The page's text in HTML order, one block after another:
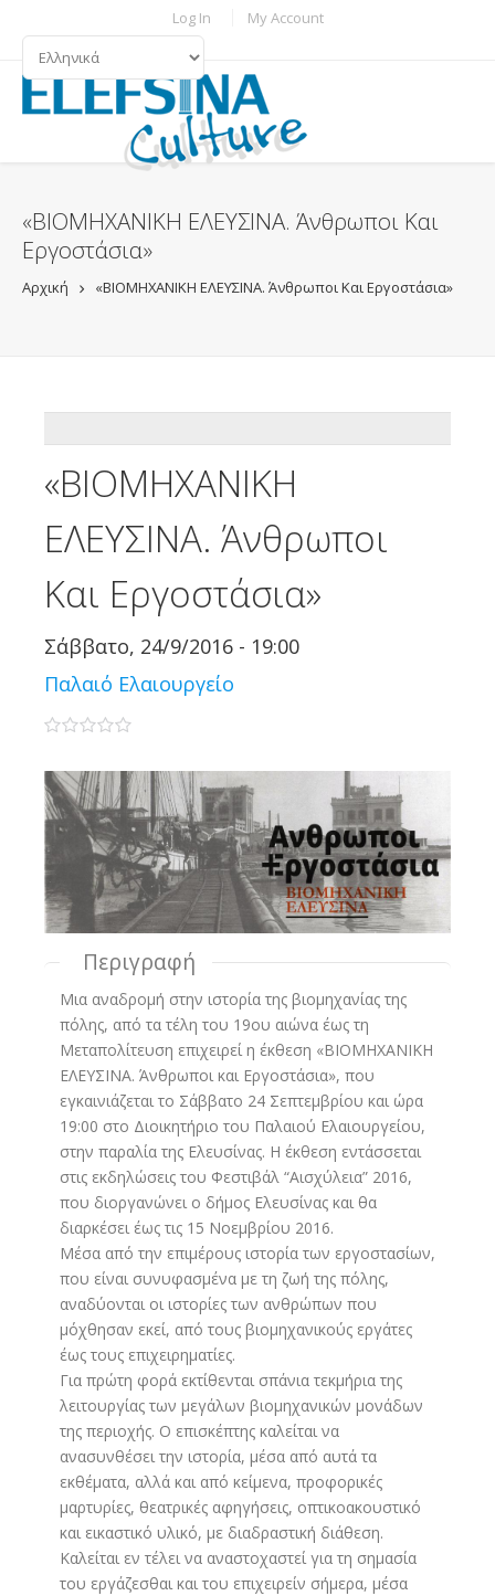
Παράκαμψη προς το κυρίως περιεχόμενο
Log In My Account
ΓΛΏΣΣΕΣ
«ΒΙΟΜΗΧΑΝΙΚΗ ΕΛΕΥΣΙΝΑ. Άνθρωποι Και
Εργοστάσια»
Αρχική «ΒΙΟΜΗΧΑΝΙΚΗ ΕΛΕΥΣΙΝΑ. Άνθρωποι Και Εργοστάσια»
«ΒΙΟΜΗΧΑΝΙΚΗ
ΕΛΕΥΣΙΝΑ. Άνθρωποι
Και Εργοστάσια»
Σάββατο, 24/9/2016 - 19:00
Παλαιό Ελαιουργείο
0 stars
Περιγραφή
Μια αναδρομή στην ιστορία της βιομηχανίας της
πόλης, από τα τέλη του 19ου αιώνα έως τη
Μεταπολίτευση επιχειρεί η έκθεση «ΒΙΟΜΗΧΑΝΙΚΗ
ΕΛΕΥΣΙΝΑ. Άνθρωποι και Εργοστάσια», που
εγκαινιάζεται το Σάββατο 24 Σεπτεμβρίου και ώρα
19:00 στο Διοικητήριο του Παλαιού Ελαιουργείου,
στην παραλία της Ελευσίνας. Η έκθεση εντάσσεται
στις εκδηλώσεις του Φεστιβάλ “Αισχύλεια” 2016,
που διοργανώνει ο δήμος Ελευσίνας και θα
διαρκέσει έως τις 15 Νοεμβρίου 2016.
Μέσα από την επιμέρους ιστορία των εργοστασίων,
που είναι συνυφασμένα με τη ζωή της πόλης,
αναδύονται οι ιστορίες των ανθρώπων που
μόχθησαν εκεί, από τους βιομηχανικούς εργάτες
έως τους επιχειρηματίες.
Για πρώτη φορά εκτίθενται σπάνια τεκμήρια της
λειτουργίας των μεγάλων βιομηχανικών μονάδων
της περιοχής. Ο επισκέπτης καλείται να
ανασυνθέσει την ιστορία, μέσα από αυτά τα
εκθέματα, αλλά και από κείμενα, προφορικές
μαρτυρίες, θεατρικές αφηγήσεις, οπτικοακουστικό
και εικαστικό υλικό, με διαδραστική διάθεση.
Καλείται εν τέλει να αναστοχαστεί για τη σημασία
του εργάζεσθαι και του επιχειρείν σήμερα, μέσα